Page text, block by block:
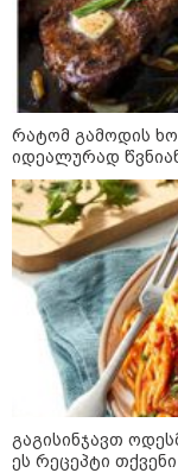
11:17 / 08-08-2026
ქართველთან
საიდუმლო
რატომ გამოდის
იდეალურად
გაგისინჯავთ
ეს რეცეპტი